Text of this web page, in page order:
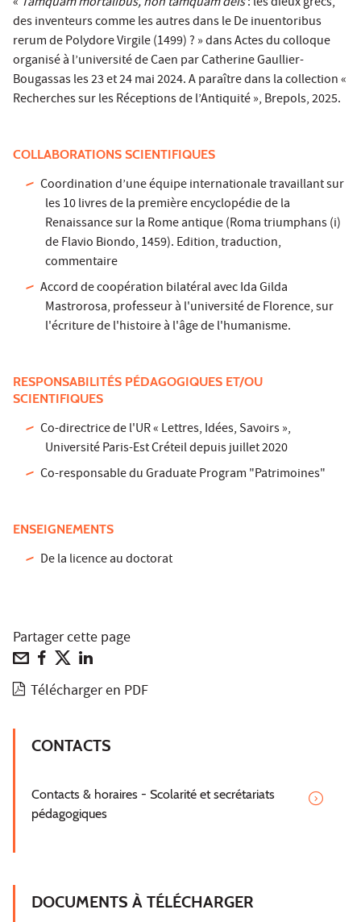
des inventeurs comme les autres dans le De inuentoribus
rerum de Polydore Virgile (1499) ? » dans Actes du colloque
organisé à l’université de Caen par Catherine Gaullier-
Bougassas les 23 et 24 mai 2024. A paraître dans la collection «
Recherches sur les Réceptions de l’Antiquité », Brepols, 2025.
COLLABORATIONS SCIENTIFIQUES
Coordination d’une équipe internationale travaillant sur
les 10 livres de la première encyclopédie de la
Renaissance sur la Rome antique (Roma triumphans (i)
de Flavio Biondo, 1459). Edition, traduction,
commentaire
Accord de coopération bilatéral avec Ida Gilda
Mastrorosa, professeur à l'université de Florence, sur
l'écriture de l'histoire à l'âge de l'humanisme.
RESPONSABILITÉS PÉDAGOGIQUES ET/OU
SCIENTIFIQUES
Co-directrice de l'UR « Lettres, Idées, Savoirs »,
Université Paris-Est Créteil depuis juillet 2020
Co-responsable du Graduate Program "Patrimoines"
ENSEIGNEMENTS
De la licence au doctorat
Partager cette page
Télécharger en PDF
CONTACTS
Contacts & horaires - Scolarité et secrétariats
pédagogiques
DOCUMENTS À TÉLÉCHARGER